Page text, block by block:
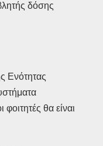
δόσης
Ενότητας
θα είναι